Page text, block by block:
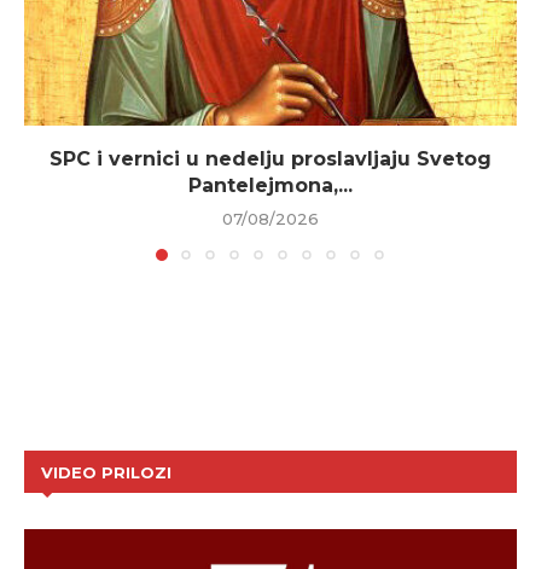
SPC i vernici u nedelju proslavljaju Svetog
Pantelejmona,...
07/08/2026
VIDEO PRILOZI